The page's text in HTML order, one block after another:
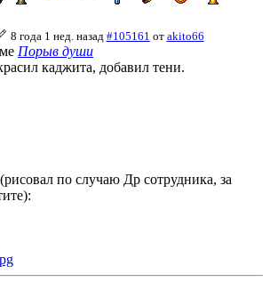
8 года 1 нед. назад #105161 от akito66
Порыв души
каджита, добавил тени.
по случаю Др сотрудника, за